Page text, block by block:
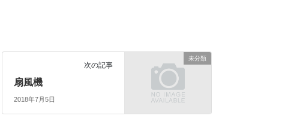
未分類
次の記事
扇風機
2018年7月5日